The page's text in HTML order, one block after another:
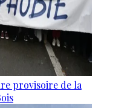
provisoire de la